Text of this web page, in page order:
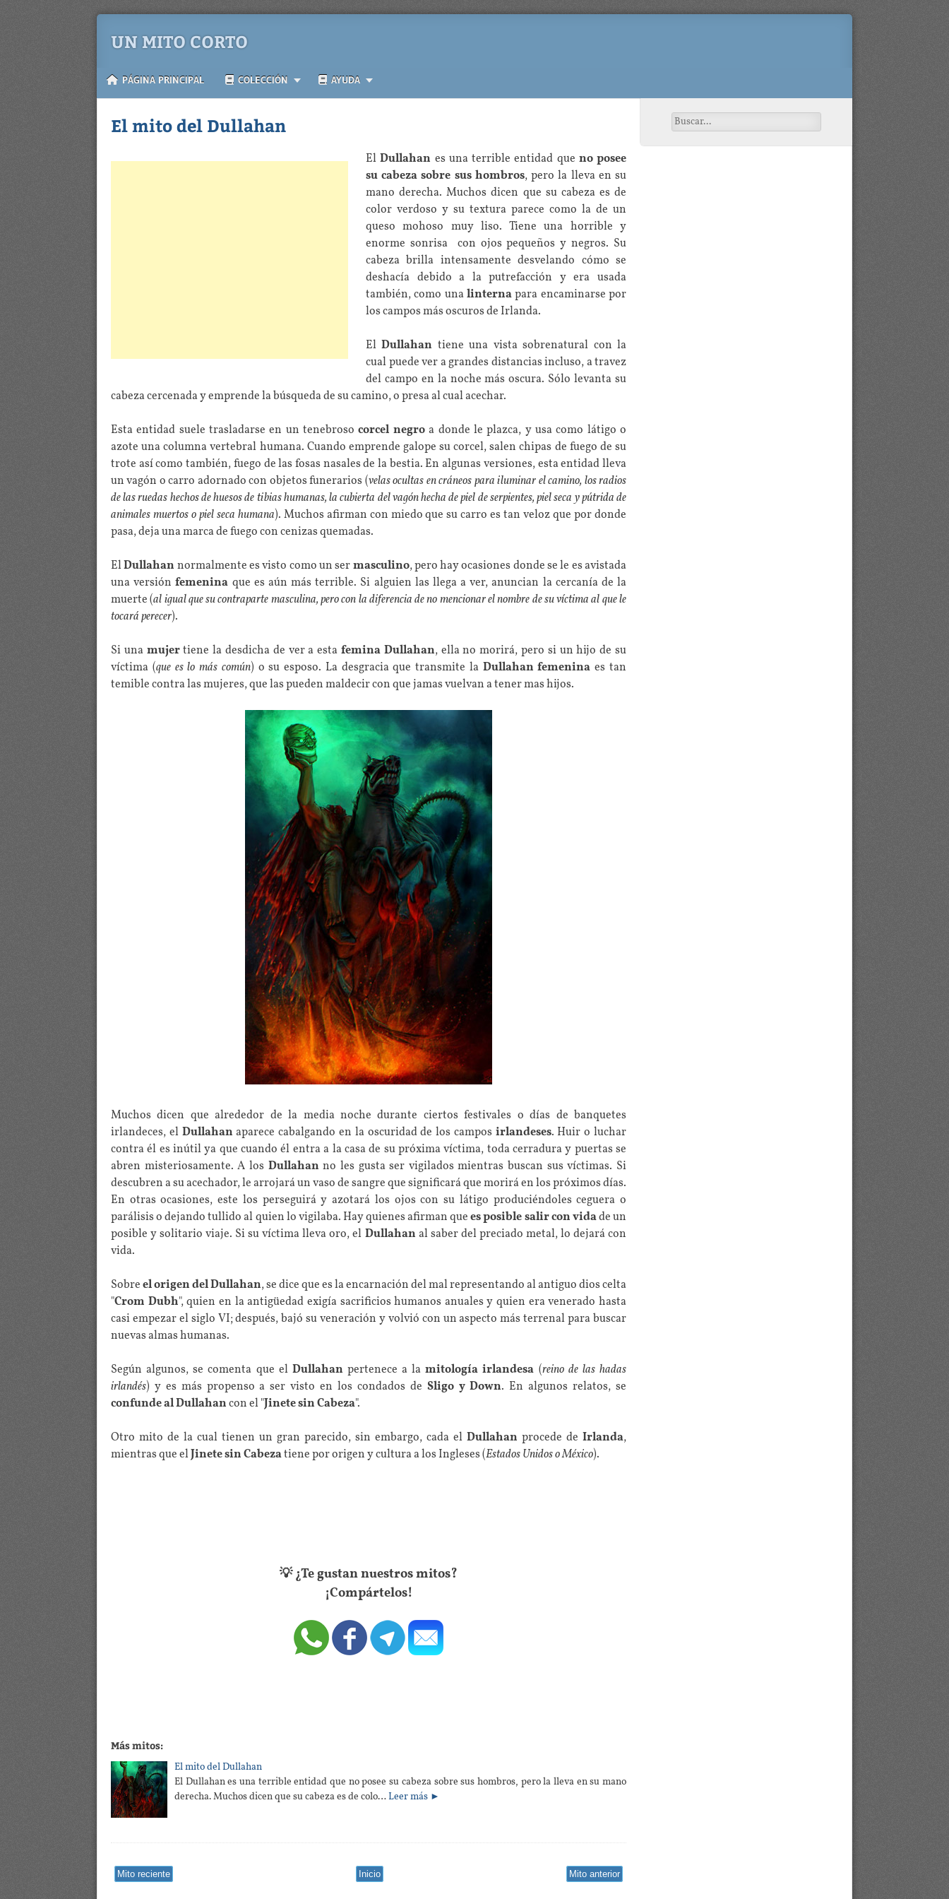
UN MITO CORTO
PÁGINA PRINCIPAL COLECCIÓN AYUDA
El mito del Dullahan
ElDullahan es una terrible entidad que no posee
su cabeza sobre sus hombros, pero la lleva en su
mano derecha. Muchos dicen que su cabeza es de
color verdoso y su textura parece como la de un
queso mohoso muy liso. Tiene una horrible y
enorme sonrisa con ojos pequeños y negros. Su
cabeza brilla intensamente desvelando cómo se
deshacía debido a la putrefacción y era usada
también, como unalinternapara encaminarse por
los campos más oscuros de Irlanda.
ElDullahan tiene una vista sobrenatural con la
cual puede ver a grandes distancias incluso, a travez
del campo en la noche más oscura. Sólo levanta su
cabeza cercenada y emprende la búsqueda de su camino, o presa al cual acechar.
Esta entidad suele trasladarse en un tenebrosocorcel negroa donde le plazca, y usa como látigo o
azote una columna vertebral humana. Cuando emprende galope su corcel, salen chipas de fuego de su
trote así como también, fuego de las fosas nasales de la bestia. En algunas versiones, esta entidad lleva
un vagón o carro adornado con objetos funerarios (velas ocultas en cráneos para iluminar el camino, los radios
de las ruedas hechos de huesos de tibias humanas, la cubierta del vagón hecha de piel de serpientes, piel seca y pútrida de
animales muertos o piel seca humana). Muchos afirman con miedo que su carro es tan veloz que por donde
pasa, deja una marca de fuego con cenizas quemadas.
ElDullahan normalmente es visto como un sermasculino, pero hay ocasiones donde se le es avistada
una versiónfemenina que es aún más terrible. Si alguien las llega a ver, anuncian la cercanía de la
muerte (al igual que su contraparte masculina, pero con la diferencia de no mencionar el nombre de su víctima al que le
tocará perecer).
Si una mujertiene la desdicha de ver a estafemina Dullahan, ella no morirá, pero si un hijo de su
víctima (que es lo más común) o su esposo. La desgracia que transmite la Dullahan femenina es tan
temible contra las mujeres, que las pueden maldecir con que jamas vuelvan a tener mas hijos.
Muchos dicen que alrededor de la media noche durante ciertos festivales o días de banquetes
irlandeces, el Dullahanaparece cabalgando en la oscuridad de los campos irlandeses. Huir o luchar
contra él es inútil ya que cuando él entra a la casa de su próxima víctima, toda cerradura y puertas se
abren misteriosamente. A los Dullahanno les gusta ser vigilados mientras buscan sus víctimas. Si
descubren a su acechador, le arrojará un vaso de sangre que significará que morirá en los próximos días.
En otras ocasiones, este los perseguirá y azotará los ojos con su látigo produciéndoles ceguera o
parálisis o dejando tullido al quien lo vigilaba. Hay quienes afirman quees posible salir con vidade un
posible y solitario viaje. Si su víctima lleva oro, el Dullahan al saber del preciado metal, lo dejará con
vida.
Sobreel origen del Dullahan, se dice que es la encarnación del mal representando al antiguo dios celta
"Crom Dubh", quien en la antigüedad exigía sacrificios humanos anuales y quien era venerado hasta
casi empezar el siglo VI; después, bajó su veneración y volvió con un aspecto más terrenal para buscar
nuevas almas humanas.
Según algunos, se comenta que el Dullahan pertenece a lamitología irlandesa (reino de las hadas
irlandés) y es más propenso a ser visto en los condados de Sligo y Down. En algunos relatos, se
confunde al Dullahancon el "Jinete sin Cabeza".
Otro mito de la cual tienen un gran parecido, sin embargo, cada el Dullahan procede de Irlanda,
mientras que elJinete sin Cabezatiene por origen y cultura a los Ingleses (Estados Unidos o México).
💡 ¿Te gustan nuestros mitos?
¡Compártelos!
Más mitos:
El mito del Dullahan
El Dullahan es una terrible entidad que no posee su cabeza sobre sus hombros, pero la lleva en su mano
derecha. Muchos dicen que su cabeza es de colo…Leer más ►
Mito reciente Inicio Mito anterior